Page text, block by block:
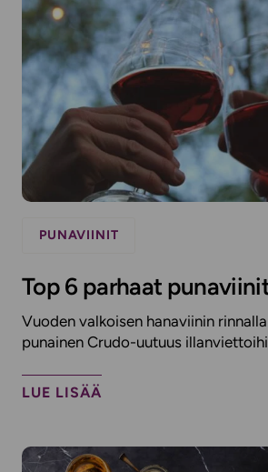
PUNAVIINIT
Top 6 parhaat
Vuoden valkoisen hanaviinin
punainen Crudo-uutuus
LUE LISÄÄ